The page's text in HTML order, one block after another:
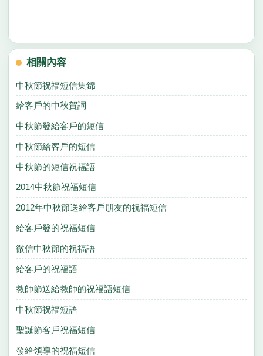
相關內容
中秋節祝福短信集錦
給客戶的中秋賀詞
中秋節發給客戶的短信
中秋節給客戶的短信
中秋節的短信祝福語
2014中秋節祝福短信
2012年中秋節送給客戶朋友的祝福短信
給客戶發的祝福短信
微信中秋節的祝福語
給客戶的祝福語
教師節送給教師的祝福語短信
中秋節祝福短語
聖誕節客戶祝福短信
發給領導的祝福短信